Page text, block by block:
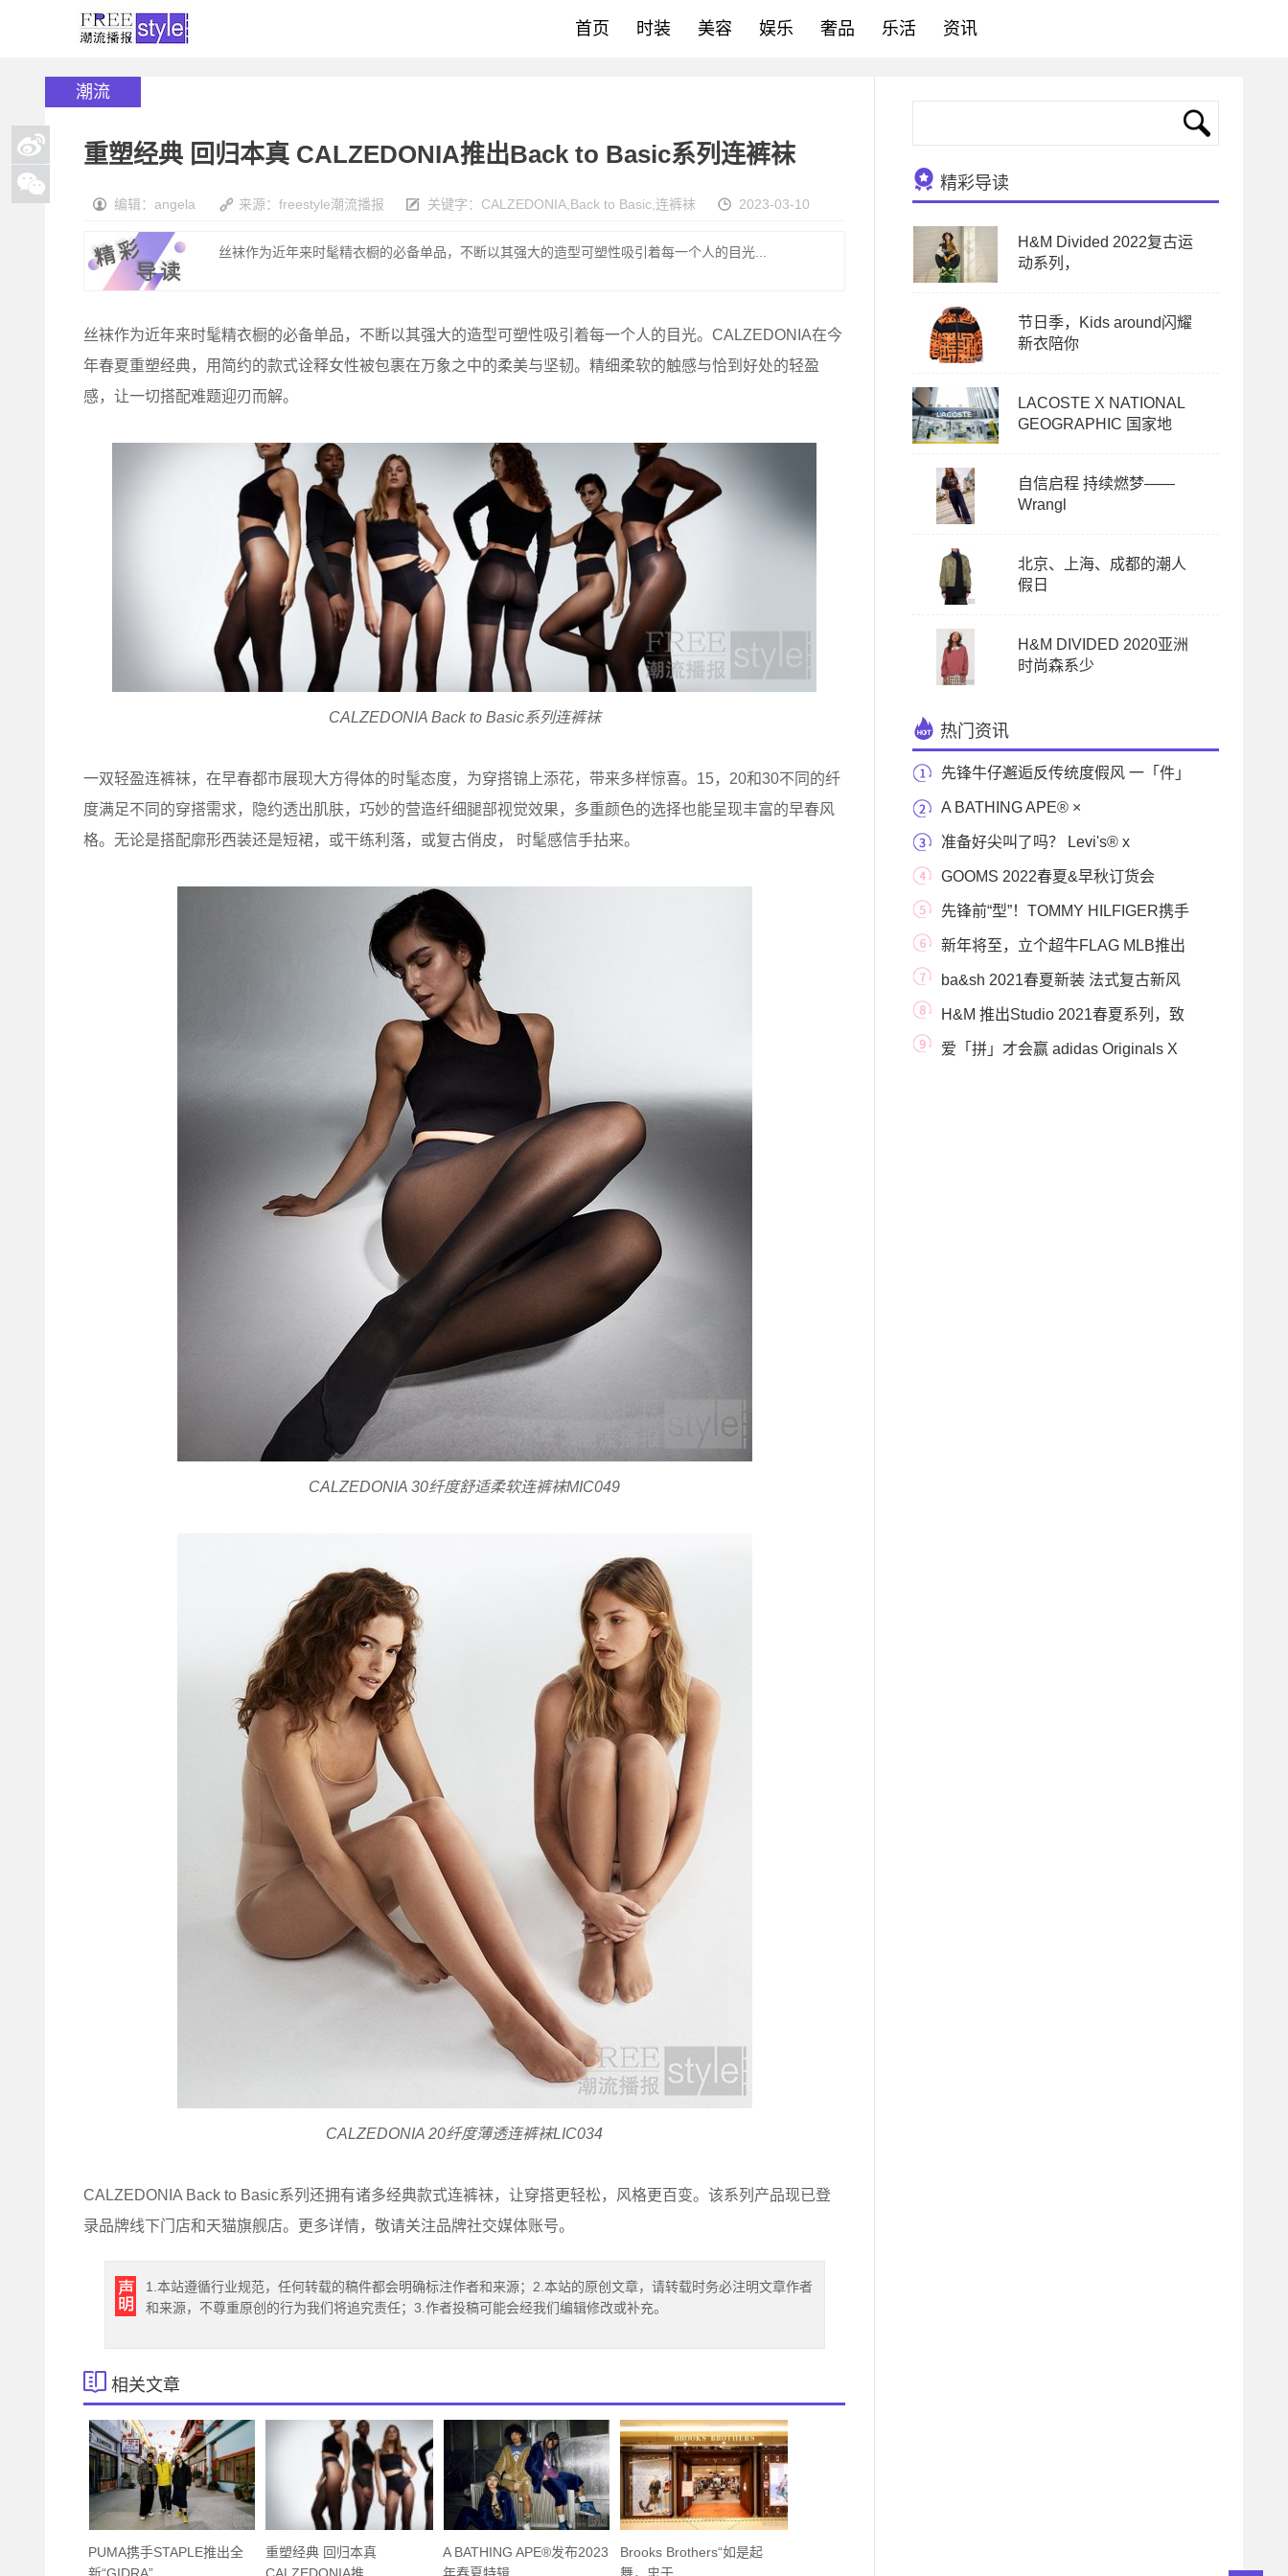
首页 时装 美容 娱乐 奢品 乐活 资讯
潮流
重塑经典 回归本真 CALZEDONIA推出Back to Basic系列连裤袜
编辑：angela 来源：freestyle潮流播报 关键字： CALZEDONIA Back to Basic 连裤袜 2023-03-10
丝袜作为近年来时髦精衣橱的必备单品，不断以其强大的造型可塑性吸引着每一个人的目光...
丝袜作为近年来时髦精衣橱的必备单品，不断以其强大的造型可塑性吸引着每一个人的目光。CALZEDONIA在今
年春夏重塑经典，用简约的款式诠释女性被包裹在万象之中的柔美与坚韧。精细柔软的触感与恰到好处的轻盈
感，让一切搭配难题迎刃而解。
CALZEDONIA Back to Basic系列连裤袜
一双轻盈连裤袜，在早春都市展现大方得体的时髦态度，为穿搭锦上添花，带来多样惊喜。15，20和30不同的纤
度满足不同的穿搭需求，隐约透出肌肤，巧妙的营造纤细腿部视觉效果，多重颜色的选择也能呈现丰富的早春风
格。无论是搭配廓形西装还是短裙，或干练利落，或复古俏皮， 时髦感信手拈来。
CALZEDONIA 30纤度舒适柔软连裤袜MIC049
CALZEDONIA 20纤度薄透连裤袜LIC034
CALZEDONIA Back to Basic系列还拥有诸多经典款式连裤袜，让穿搭更轻松，风格更百变。该系列产品现已登
录品牌线下门店和天猫旗舰店。更多详情，敬请关注品牌社交媒体账号。
1.本站遵循行业规范，任何转载的稿件都会明确标注作者和来源；2.本站的原创文章，请转载时务必注明文章作者
和来源，不尊重原创的行为我们将追究责任；3.作者投稿可能会经我们编辑修改或补充。
相关文章
PUMA携手STAPLE推出全
新“GIDRA”
重塑经典 回归本真
CALZEDONIA推
A BATHING APE®发布2023
年春夏特辑
Brooks Brothers“如是起
舞，忠于
精彩导读
H&M Divided 2022复古运
动系列，
节日季，Kids around闪耀
新衣陪你
LACOSTE X NATIONAL
GEOGRAPHIC 国家地
自信启程 持续燃梦——
Wrangl
北京、上海、成都的潮人
假日
H&M DIVIDED 2020亚洲
时尚森系少
热门资讯
先锋牛仔邂逅反传统度假风 一「件」
重制助力可
A BATHING APE® ×
NEIGHBORHOOD®
准备好尖叫了吗？ Levi's® x
Universal Monsters，我们
GOOMS 2022春夏&早秋订货会
先锋前“型”！TOMMY HILFIGER携手
Shawn Mendes 开启可
新年将至，立个超牛FLAG MLB推出
全新CASH COW生肖牛
ba&sh 2021春夏新装 法式复古新风
尚 H&M 推出Studio 2021春夏系列，致
敬自由无畏的遁
爱「拼」才会赢 adidas Originals X